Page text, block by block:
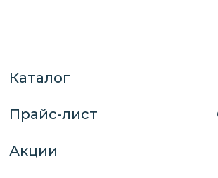
Каталог
Прайс-лист
Акции